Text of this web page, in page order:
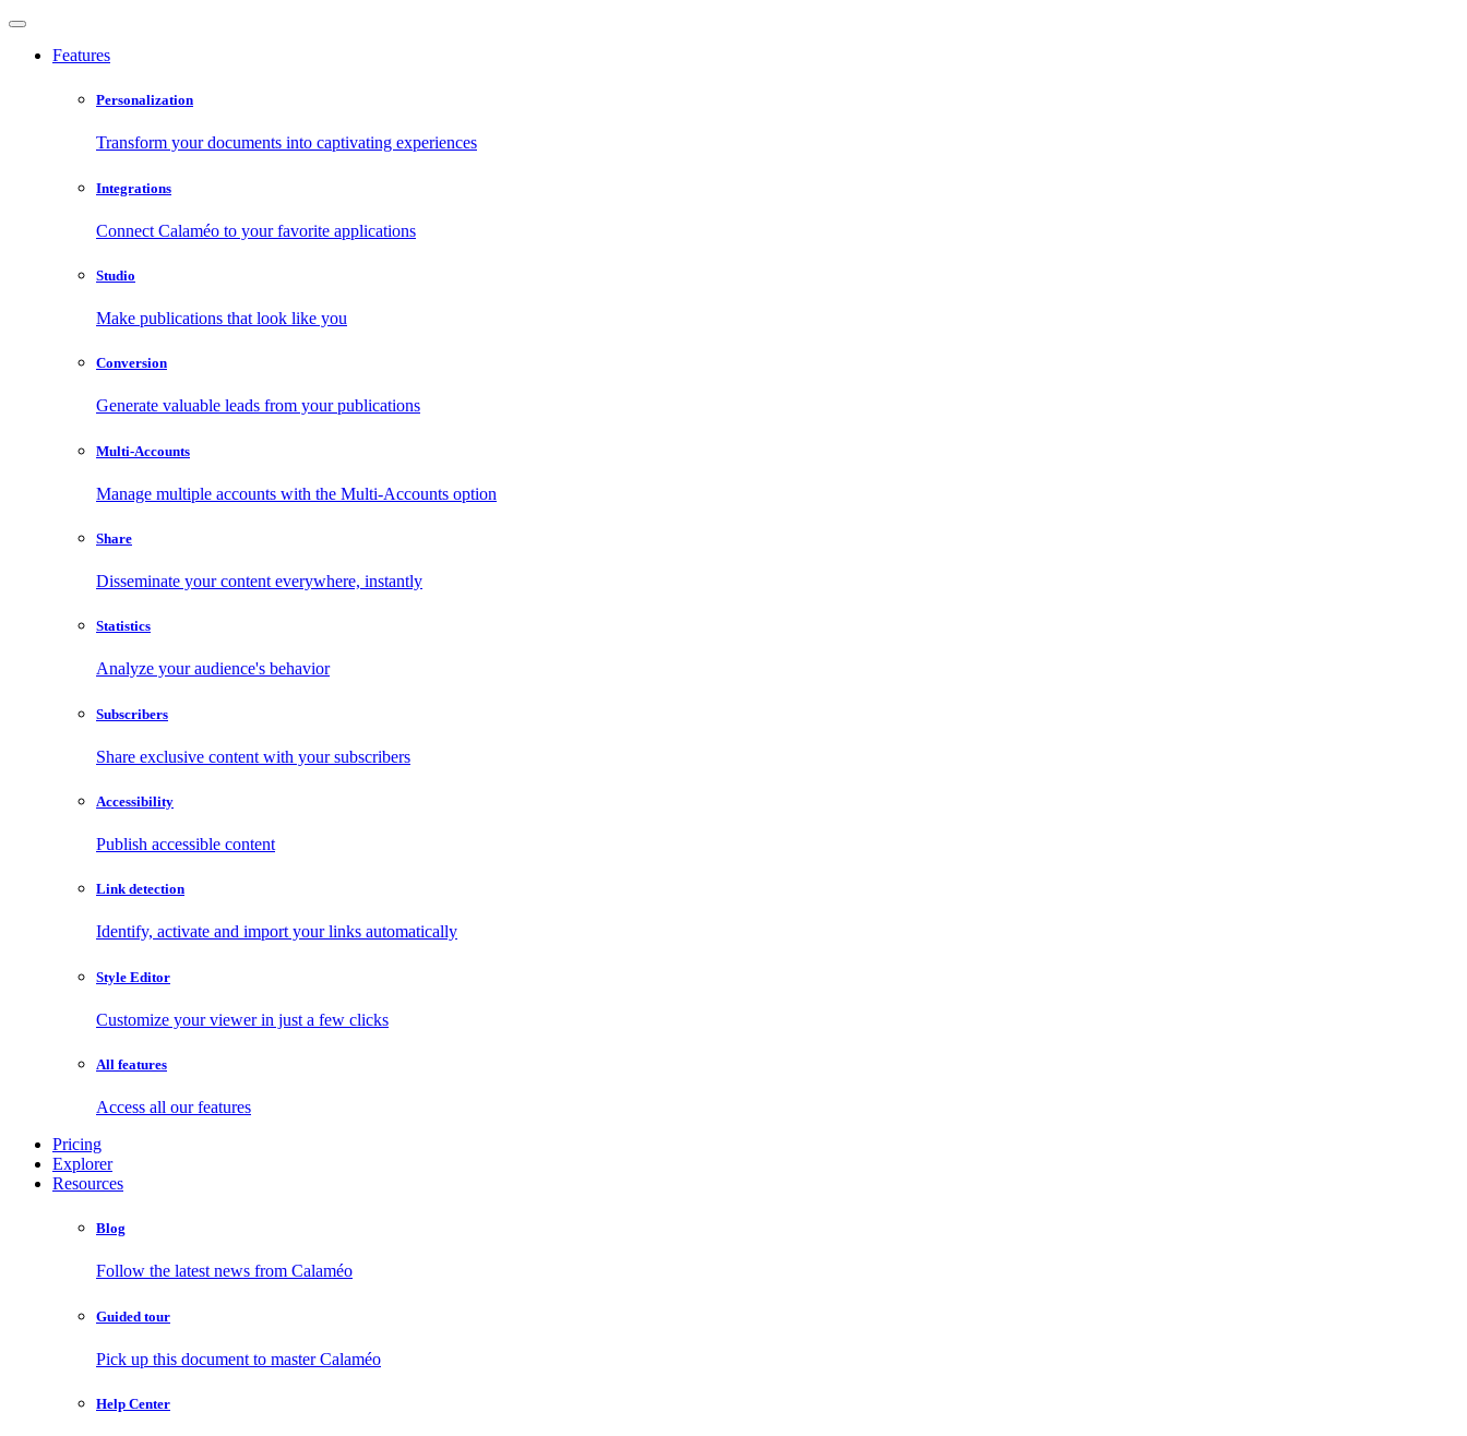
Features
Personalization
Transform your documents into captivating experiences
Integrations
Connect Calaméo to your favorite applications
Studio
Make publications that look like you
Conversion
Generate valuable leads from your publications
Multi-Accounts
Manage multiple accounts with the Multi-Accounts option
Share
Disseminate your content everywhere, instantly
Statistics
Analyze your audience's behavior
Subscribers
Share exclusive content with your subscribers
Accessibility
Publish accessible content
Link detection
Identify, activate and import your links automatically
Style Editor
Customize your viewer in just a few clicks
All features
Access all our features
Pricing
Explorer
Resources
Blog
Follow the latest news from Calaméo
Guided tour
Pick up this document to master Calaméo
Help Center